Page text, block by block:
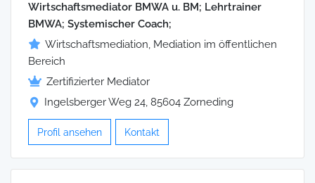
Wirtschaftsmediator BMWA u. BM; Lehrtrainer
BMWA; Systemischer Coach;
Wirtschaftsmediation, Mediation im öffentlichen
Bereich
Zertifizierter Mediator
Ingelsberger Weg 24, 85604 Zorneding
Profil ansehen Kontakt